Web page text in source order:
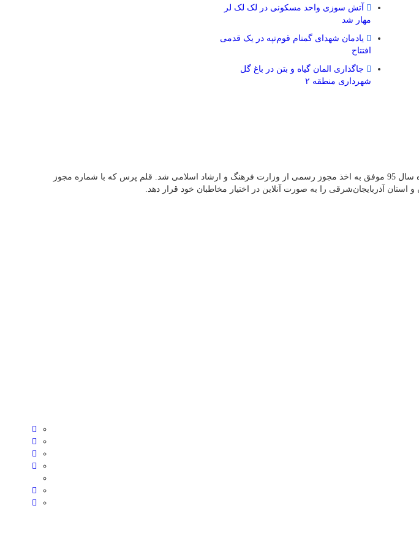
آتش سوزی واحد مسکونی در لک لک لر
مهار شد
یادمان شهدای گمنام قوم‌تپه در یک قدمی
افتتاح
جاگذاری المان گیاه و بتن در باغ گل
شهرداری منطقه ۲
پایگاه خبری قلم پرس از دی ماه سال 94 فعالیت آزمایشی خود را آغاز کرد و پس از آن در 13 اردیبهشت ماه سال 95 موفق به اخذ مجوز رسمی از وزارت فرهنگ و ارشاد اسلامی شد. قلم پرس که با شماره مجوز